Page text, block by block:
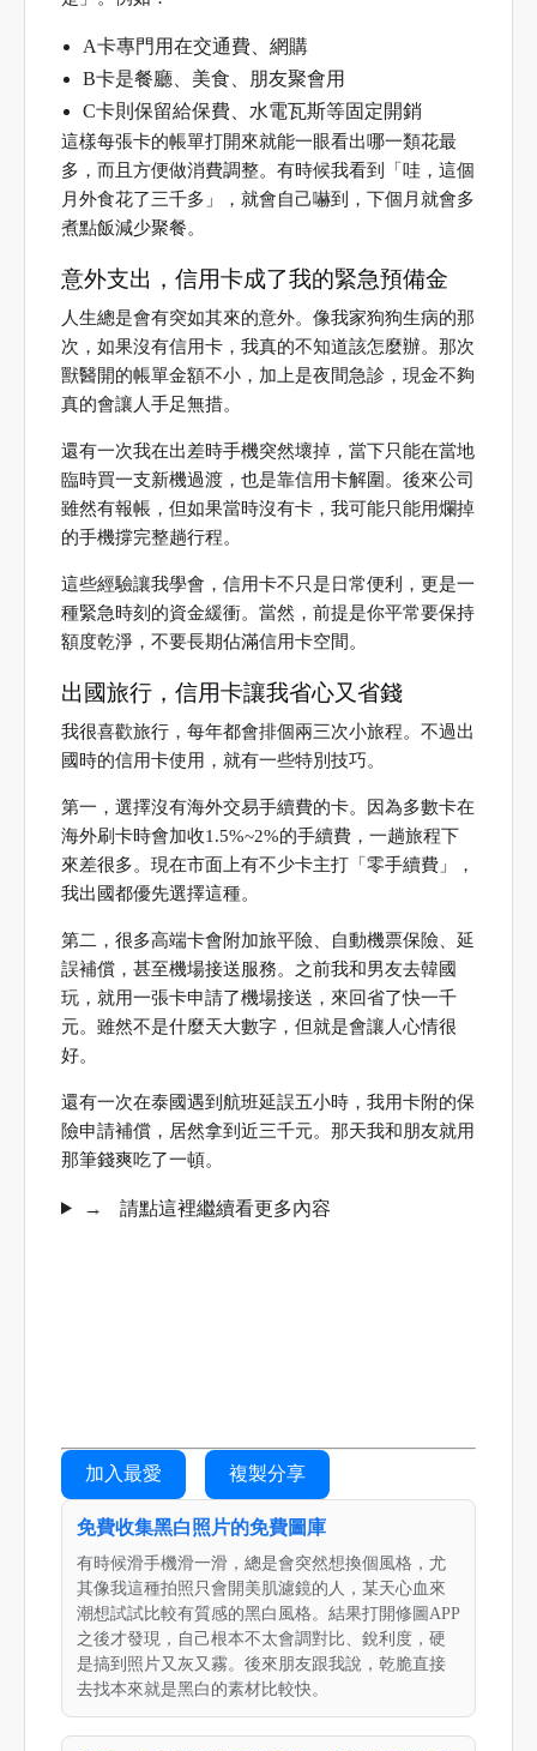
A卡專門用在交通費、網購
B卡是餐廳、美食、朋友聚會用
C卡則保留給保費、水電瓦斯等固定開銷
這樣每張卡的帳單打開來就能一眼看出哪一類花最
多，而且方便做消費調整。有時候我看到「哇，這個
月外食花了三千多」，就會自己嚇到，下個月就會多
煮點飯減少聚餐。
意外支出，信用卡成了我的緊急預備金
人生總是會有突如其來的意外。像我家狗狗生病的那
次，如果沒有信用卡，我真的不知道該怎麼辦。那次
獸醫開的帳單金額不小，加上是夜間急診，現金不夠
真的會讓人手足無措。
還有一次我在出差時手機突然壞掉，當下只能在當地
臨時買一支新機過渡，也是靠信用卡解圍。後來公司
雖然有報帳，但如果當時沒有卡，我可能只能用爛掉
的手機撐完整趟行程。
這些經驗讓我學會，信用卡不只是日常便利，更是一
種緊急時刻的資金緩衝。當然，前提是你平常要保持
額度乾淨，不要長期佔滿信用卡空間。
出國旅行，信用卡讓我省心又省錢
我很喜歡旅行，每年都會排個兩三次小旅程。不過出
國時的信用卡使用，就有一些特別技巧。
第一，選擇沒有海外交易手續費的卡。因為多數卡在
海外刷卡時會加收1.5%~2%的手續費，一趟旅程下
來差很多。現在市面上有不少卡主打「零手續費」，
我出國都優先選擇這種。
第二，很多高端卡會附加旅平險、自動機票保險、延
誤補償，甚至機場接送服務。之前我和男友去韓國
玩，就用一張卡申請了機場接送，來回省了快一千
元。雖然不是什麼天大數字，但就是會讓人心情很
好。
還有一次在泰國遇到航班延誤五小時，我用卡附的保
險申請補償，居然拿到近三千元。那天我和朋友就用
那筆錢爽吃了一頓。
→ 請點這裡繼續看更多內容
加入最愛 複製分享
免費收集黑白照片的免費圖庫
有時候滑手機滑一滑，總是會突然想換個風格，尤
其像我這種拍照只會開美肌濾鏡的人，某天心血來
潮想試試比較有質感的黑白風格。結果打開修圖APP
之後才發現，自己根本不太會調對比、銳利度，硬
是搞到照片又灰又霧。後來朋友跟我說，乾脆直接
去找本來就是黑白的素材比較快。